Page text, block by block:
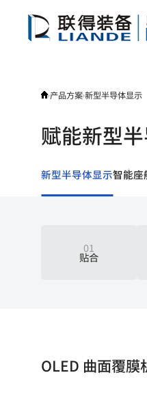
产品方案新型半导体显示
赋能新型
新型半导体显示智能座
01
贴合
OLED 曲面覆膜